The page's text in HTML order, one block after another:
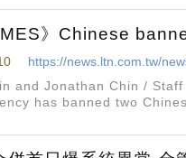
錢等皆應
》Chinese
https://news.ltn.com.tw/
and Jonathan Chin /
has banned two